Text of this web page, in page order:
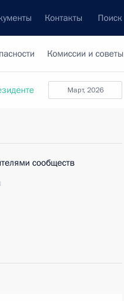
Контакты Поиск
Комиссии и советы
Март, 2026
сообществ